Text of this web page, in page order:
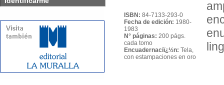
ISBN: 84-7133-293-0
Fecha de edición: 1980-
1983
N° páginas: 200 págs.
cada tomo
Encuadernaciï¿½n: Tela,
con estampaciones en oro